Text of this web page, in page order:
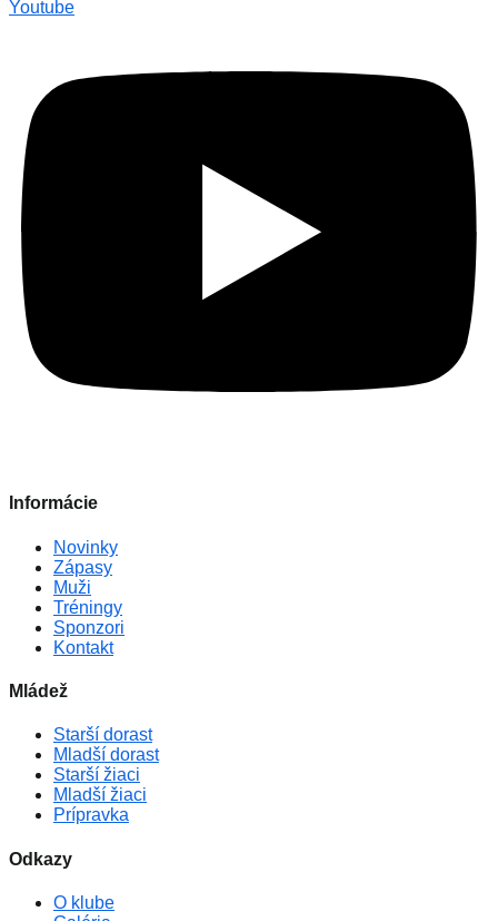
Youtube
Informácie
Novinky
Zápasy
Muži
Tréningy
Sponzori
Kontakt
Mládež
Starší dorast
Mladší dorast
Starší žiaci
Mladší žiaci
Prípravka
Odkazy
O klube